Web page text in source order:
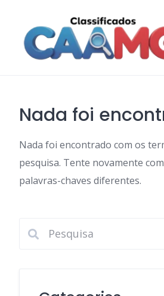
content
Nada foi
Nada foi encontrado com os
pesquisa. Tente novamente
palavras-chaves diferentes.